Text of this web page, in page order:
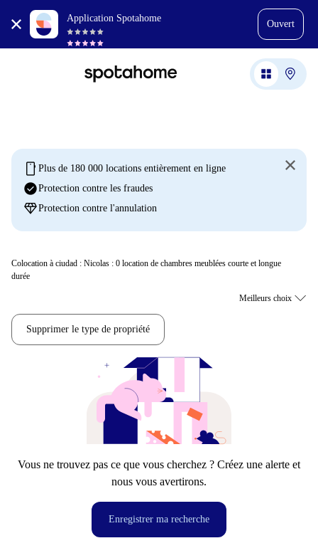
Application Spotahome
Ouvert
mobile Plus de 180 000 locations entièrement en ligne
check_circleProtection contre les fraudes
diamondProtection contre l'annulation
Colocation à ciudad : Nicolas : 0 location de chambres meublées courte et longue
durée
Supprimer le type de propriété
Vous ne trouvez pas ce que vous cherchez ? Créez une alerte et
nous vous avertirons.
Enregistrer ma recherche